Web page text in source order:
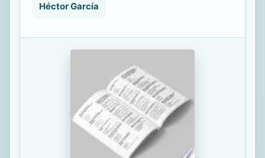
Héctor García